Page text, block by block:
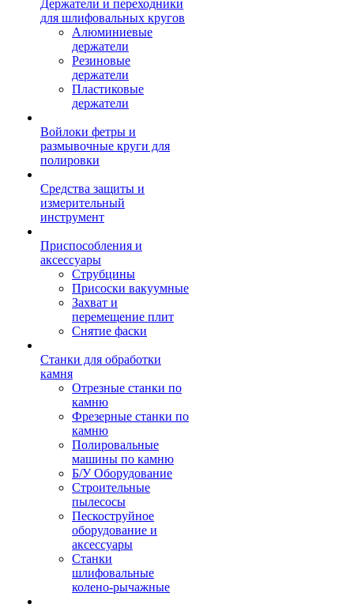
Держатели и переходники
для шлифовальных кругов
Алюминиевые
держатели
Резиновые
держатели
Пластиковые
держатели
Войлоки фетры и
размывочные круги для
полировки
Средства защиты и
измерительный
инструмент
Приспособления и
аксессуары
Струбцины
Присоски вакуумные
Захват и
перемещение плит
Снятие фаски
Станки для обработки
камня
Отрезные станки по
камню
Фрезерные станки по
камню
Полировальные
машины по камню
Б/У Оборудование
Строительные
пылесосы
Пескоструйное
оборудование и
аксессуары
Станки
шлифовальные
колено-рычажные